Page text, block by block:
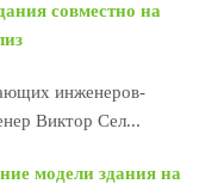
совместно на
инженеров-
Виктор Сел...
модели здания на